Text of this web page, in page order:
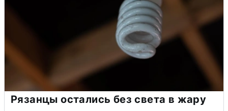
Рязанцы остались без света в жару